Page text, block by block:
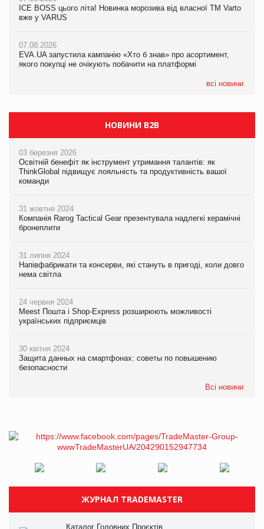
ICE BOSS цього літа! Новинка морозива від власної ТМ Varto
вже у VARUS
07.08.2026
EVA.UA запустила кампанію «Хто б знав» про асортимент,
якого покупці не очікують побачити на платформі
всі новини
06.08.2026
Смачна новинка для хвостатих: у VARUS з’явилися паучі
05.08.2026
Мережа супермаркетів VARUS купує мережу магазинів
НОВИНИ B2B
03 березня 2026
Освітній бенефіт як інструмент утримання талантів: як
ThinkGlobal підвищує лояльність та продуктивність вашої
команди
31 жовтня 2024
Компанія Rarog Tactical Gear презентувала надлегкі керамічні
бронеплити
31 липня 2024
Напівфабрикати та консерви, які стануть в пригоді, коли довго
нема світла
24 червня 2024
Meest Пошта і Shop-Express розширюють можливості
українських підприємців
30 квітня 2024
Защита данных на смартфонах: советы по повышению
безопасности
Всі новини
ЖУРНАЛ TRADEMASTER
Каталог Головних Проєктів